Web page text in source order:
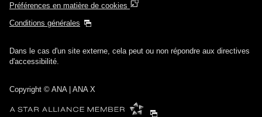
Préférences en matière de cookies
Conditions générales
Dans le cas d'un site externe, cela peut ou non répondre aux directives
d'accessibilité.
Copyright © ANA | ANA X